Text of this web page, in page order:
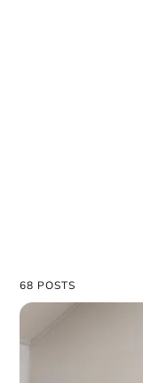
68 POSTS